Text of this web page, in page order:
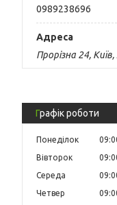
0989238696
Прорізна 24, Київ,
Графік роботи
Понеділок
Вівторок
Середа
Четвер